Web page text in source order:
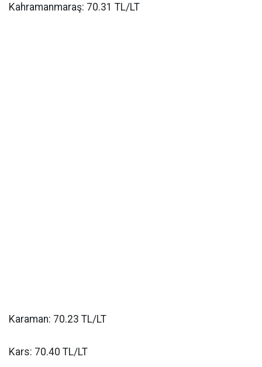
Kahramanmaraş: 70.31 TL/LT
Karaman: 70.23 TL/LT
Kars: 70.40 TL/LT